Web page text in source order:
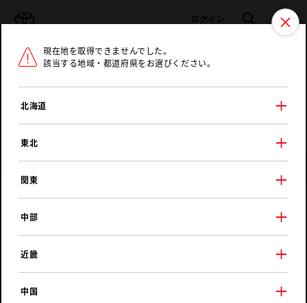
ログイン 検索 メニュ
ラインアップ オーナーサポート
現在地を取得できませんでした。
該当する地域・都道府県をお選びください。
北海道
東北
関東
中部
近畿
中国
トヨタ認定中古車 メニュー
ネッツトヨタ島根
浜田店